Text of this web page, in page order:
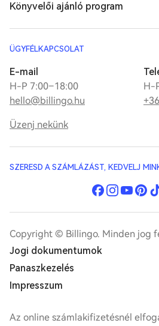
ÜGYFÉLKAPCSOLAT
E-mail
H-P 7:00–18:00
hello@billingo.hu
H-
Üzenj nekünk
Könyvelői ajánló program
SZERESD A SZÁMLÁZÁST, KEDVELJ
Copyright © Billingo. Minden jog
Jogi dokumentumok
Panaszkezelés
Impresszum
Az online számlakifizetésnél